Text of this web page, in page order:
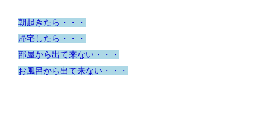
朝起きたら・・・
帰宅したら・・・
部屋から出て来ない・・・
お風呂から出て来ない・・・